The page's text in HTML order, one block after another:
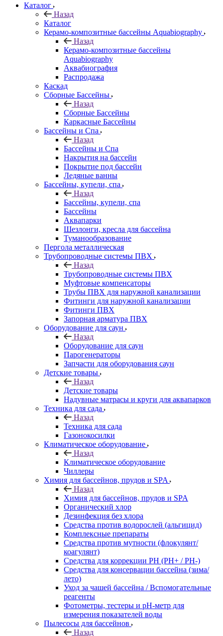
Каталог
Назад
Каталог
Керамо-композитные бассейны Aquabiography
Назад
Керамо-композитные бассейны
Aquabiography
Аквабиография
Распродажа
Каскад
Сборные Бассейны
Назад
Сборные Бассейны
Каркасные Бассейны
Бассейны и Спа
Назад
Бассейны и Спа
Накрытия на бассейн
Покрытие под бассейн
Ледяные ванны
Бассейны, купели, спа
Назад
Бассейны, купели, спа
Бассейны
Аквапарки
Шезлонги, кресла для бассейна
Туманообразование
Пергола металлическая
Трубопроводные системы ПВХ
Назад
Трубопроводные системы ПВХ
Муфтовые компенсаторы
Трубы ПВХ для наружной канализации
Фитинги для наружной канализации
Фитинги ПВХ
Запорная арматура ПВХ
Оборудование для саун
Назад
Оборудование для саун
Парогенераторы
Запчасти для оборудования саун
Детские товары
Назад
Детские товары
Надувные матрасы и круги для аквапарков
Техника для сада
Назад
Техника для сада
Газонокосилки
Климатическое оборудование
Назад
Климатическое оборудование
Чиллеры
Химия для бассейнов, прудов и SPA
Назад
Химия для бассейнов, прудов и SPA
Органический хлор
Дезинфекция без хлора
Средства против водорослей (альгицид)
Комплексные препараты
Средства против мутности (флокулянт/
коагулянт)
Средства для коррекции PH (PH+ / PH-)
Средства для консервации бассейна (зима/
лето)
Уход за чашей бассейна / Вспомогательные
реагенты
Фотометры, тестеры и рН-метр для
измерения показателей воды
Пылесосы для бассейнов
Назад